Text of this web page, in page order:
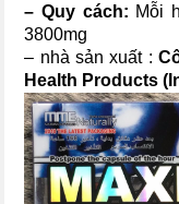
– Quy cách: Mỗi
3800mg
– nhà sản xuất :
Health Products